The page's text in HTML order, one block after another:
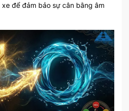
để đảm bảo sự cân bằng âm